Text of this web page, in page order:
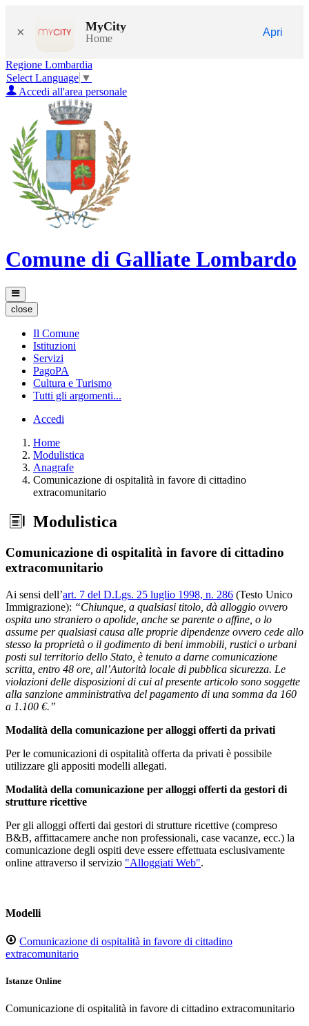
× MyCity
Home
Apri
Regione Lombardia
Select Language ▼
Accedi all'area personale
Comune di Galliate Lombardo
close
Il Comune
Istituzioni
Servizi
PagoPA
Cultura e Turismo
Tutti gli argomenti...
Accedi
Home
Modulistica
Anagrafe
Comunicazione di ospitalità in favore di cittadino
extracomunitario
Modulistica
Comunicazione di ospitalità in favore di cittadino
extracomunitario
Ai sensi dell’art. 7 del D.Lgs. 25 luglio 1998, n. 286 (Testo Unico
Immigrazione): “Chiunque, a qualsiasi titolo, dà alloggio ovvero
ospita uno straniero o apolide, anche se parente o affine, o lo
assume per qualsiasi causa alle proprie dipendenze ovvero cede allo
stesso la proprietà o il godimento di beni immobili, rustici o urbani
posti sul territorio dello Stato, è tenuto a darne comunicazione
scritta, entro 48 ore, all’Autorità locale di pubblica sicurezza. Le
violazioni delle disposizioni di cui al presente articolo sono soggette
alla sanzione amministrativa del pagamento di una somma da 160
a 1.100 €.”
Modalità della comunicazione per alloggi offerti da privati
Per le comunicazioni di ospitalità offerta da privati è possibile
utilizzare gli appositi modelli allegati.
Modalità della comunicazione per alloggi offerti da gestori di
strutture ricettive
Per gli alloggi offerti dai gestori di strutture ricettive (compreso
B&B, affittacamere anche non professionali, case vacanze, ecc.) la
comunicazione degli ospiti deve essere effettuata esclusivamente
online attraverso il servizio "Alloggiati Web".
Modelli
Comunicazione di ospitalità in favore di cittadino
extracomunitario
Istanze Online
Comunicazione di ospitalità in favore di cittadino extracomunitario